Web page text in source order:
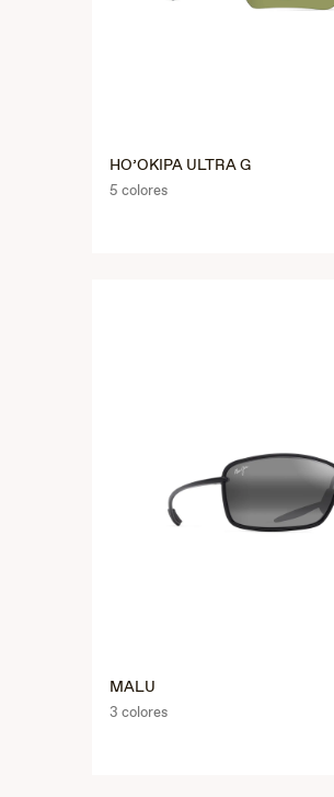
HO’OKIPA ULTRA G
5 colores
MALU
3 colores